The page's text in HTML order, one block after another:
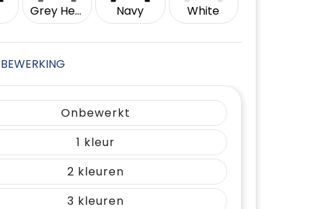
Grey Heather Navy White
Onbewerkt
1
2
3